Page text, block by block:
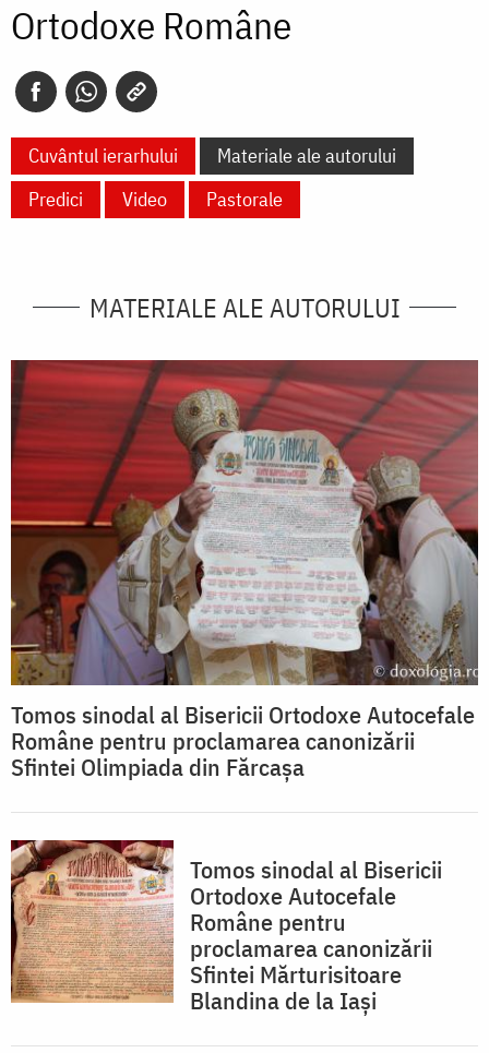
Ortodoxe Române
Cuvântul ierarhului
Materiale ale autorului
Predici
Video Pastorale
MATERIALE ALE AUTORULUI
Tomos sinodal al Bisericii Ortodoxe Autocefale
Române pentru proclamarea canonizării
Sfintei Olimpiada din Fărcașa
Tomos sinodal al Bisericii
Ortodoxe Autocefale
Române pentru
proclamarea canonizării
Sfintei Mărturisitoare
Blandina de la Iași